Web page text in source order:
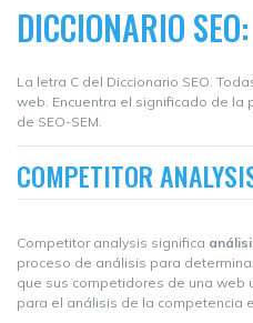
DICCIONARIO
La letra C del Diccionario SEO.
web. Encuentra el significado de la
de SEO-SEM.
COMPETITOR
Competitor analysis significa
proceso de análisis para
que sus competidores de una web
para el análisis de la competencia